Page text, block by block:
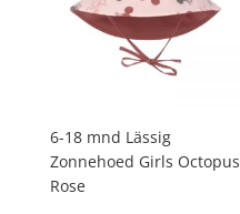
6-18 mnd Lässig
Zonnehoed Girls Octopus
Rose